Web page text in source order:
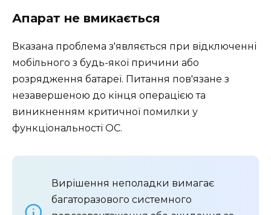
Апарат не вмикається
Вказана проблема з'являється при відключенні
мобільного з будь-якої причини або
розрядження батареї. Питання пов'язане з
незавершеною до кінця операцією та
виникненням критичної помилки у
функціональності ОС.
Вирішення неполадки вимагає
багаторазового системного